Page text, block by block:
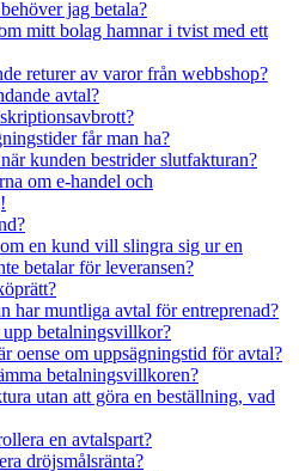
jag betala?
mitt bolag hamnar i tvist med ett
returer av varor från webbshop?
avtal?
får man ha?
kunden bestrider slutfakturan?
om e-handel och
en kund vill slingra sig ur en
betalar för leveransen?
har muntliga avtal för entreprenad?
betalningsvillkor?
oense om uppsägningstid för avtal?
betalningsvillkoren?
utan att göra en beställning, vad
en avtalspart?
dröjsmålsränta?